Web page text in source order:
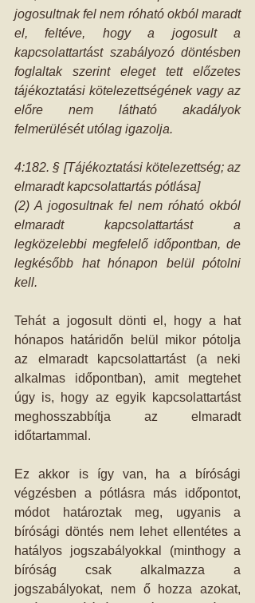
jogosultnak fel nem róható okból maradt
el, feltéve, hogy a jogosult a
kapcsolattartást szabályozó döntésben
foglaltak szerint eleget tett előzetes
tájékoztatási kötelezettségének vagy az
előre nem látható akadályok
felmerülését utólag igazolja.
4:182. § [Tájékoztatási kötelezettség; az
elmaradt kapcsolattartás pótlása]
(2) A jogosultnak fel nem róható okból
elmaradt kapcsolattartást a
legközelebbi megfelelő időpontban, de
legkésőbb hat hónapon belül pótolni
kell.
Tehát a jogosult dönti el, hogy a hat
hónapos határidőn belül mikor pótolja
az elmaradt kapcsolattartást (a neki
alkalmas időpontban), amit megtehet
úgy is, hogy az egyik kapcsolattartást
meghosszabbítja az elmaradt
időtartammal.
Ez akkor is így van, ha a bírósági
végzésben a pótlásra más időpontot,
módot határoztak meg, ugyanis a
bírósági döntés nem lehet ellentétes a
hatályos jogszabályokkal (minthogy a
bíróság csak alkalmazza a
jogszabályokat, nem ő hozza azokat,